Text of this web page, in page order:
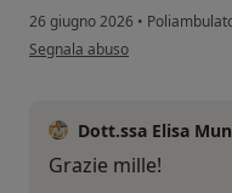
26 giugno 2026 •
secondo l'opinione dell'utente
Segnala abuso
Dott.ssa Elisa
Grazie mille!